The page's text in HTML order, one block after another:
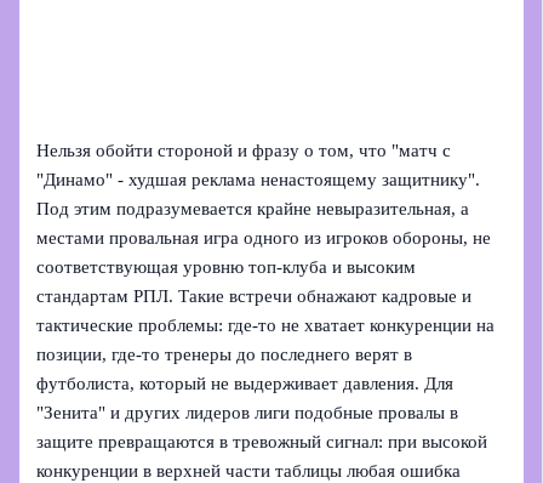
Нельзя обойти стороной и фразу о том, что "матч с
"Динамо" - худшая реклама ненастоящему защитнику".
Под этим подразумевается крайне невыразительная, а
местами провальная игра одного из игроков обороны, не
соответствующая уровню топ-клуба и высоким
стандартам РПЛ. Такие встречи обнажают кадровые и
тактические проблемы: где-то не хватает конкуренции на
позиции, где-то тренеры до последнего верят в
футболиста, который не выдерживает давления. Для
"Зенита" и других лидеров лиги подобные провалы в
защите превращаются в тревожный сигнал: при высокой
конкуренции в верхней части таблицы любая ошибка